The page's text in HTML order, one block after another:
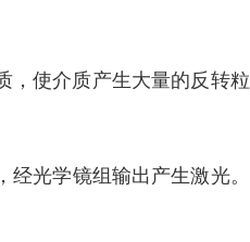
，使介质产生大量的反转
经光学镜组输出产生激光